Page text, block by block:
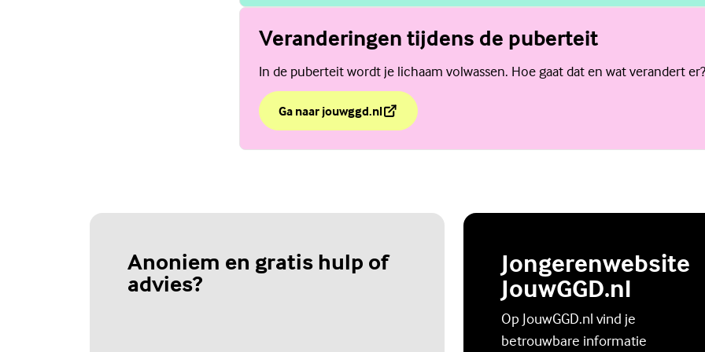
Veranderingen tijdens de puberteit
In de puberteit wordt je lichaam volwassen. Hoe gaat dat en wat verandert er?
Ga naar jouwggd.nl
over Veranderingen tijdens de puberteit
(Externe link)
Anoniem en gratis hulp of
advies?
Jongerenwebsite
JouwGGD.nl
Op JouwGGD.nl vind je
betrouwbare informatie